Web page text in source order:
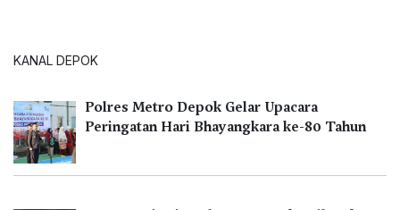
KANAL DEPOK
Polres Metro Depok Gelar Upacara
Peringatan Hari Bhayangkara ke-80 Tahun